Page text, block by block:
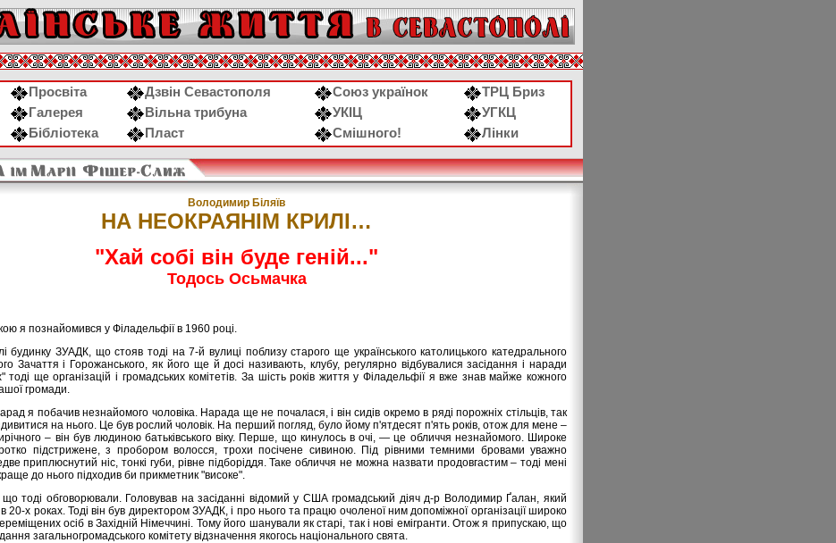
Просвіта Дзвін Севастополя Союз українок
ТРЦ Бриз
Галерея Вільна трибуна УКІЦ
УГКЦ
Бібліотека Пласт Смішного! Лінки
Володимир Біляїв
НА НЕОКРАЯНІМ КРИЛІ…
"Хай собі він буде геній..."
Тодось Осьмачка
я познайомився у Філадельфії в 1960 році.
будинку ЗУАДК, що стояв тоді на 7-й вулиці поблизу старого ще українського католицького катедрального
Зачаття і Горожанського, як його ще й досі називають, клубу, регулярно відбувалися засідання і наради
тоді ще організацій і громадських комітетів. За шість років життя у Філадельфії я вже знав майже кожного
громади.
я побачив незнайомого чоловіка. Нарада ще не почалася, і він сидів окремо в ряді порожніх стільців, так
на нього. Це був рослий чоловік. На перший погляд, було йому п'ятдесят п'ять років, отож для мене –
– він був людиною батьківського віку. Перше, що кинулось в очі, — це обличчя незнайомого. Широке
підстрижене, з пробором волосся, трохи посічене сивиною. Під рівними темними бровами уважно
приплюснутий ніс, тонкі губи, рівне підборіддя. Таке обличчя не можна назвати продовгастим – тоді мені
до нього підходив би прикметник "високе".
тоді обговорювали. Головував на засіданні відомий у США громадський діяч д-р Володимир Ґалан, який
20-х роках. Тоді він був директором ЗУАДК, і про нього та працю очоленої ним допоміжної організації широко
осіб в Західній Німеччині. Тому його шанували як старі, так і нові емігранти. Отож я припускаю, що
загальногромадського комітету відзначення якогось національного свята.